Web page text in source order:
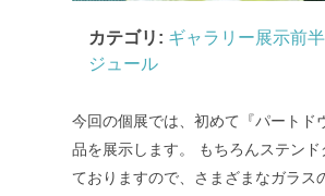
カテゴリ: ギャラリー展示前半
ジュール
今回の個展では、初めて『パートド
品を展示します。 もちろんステンド
ておりますので、さまざまなガラス